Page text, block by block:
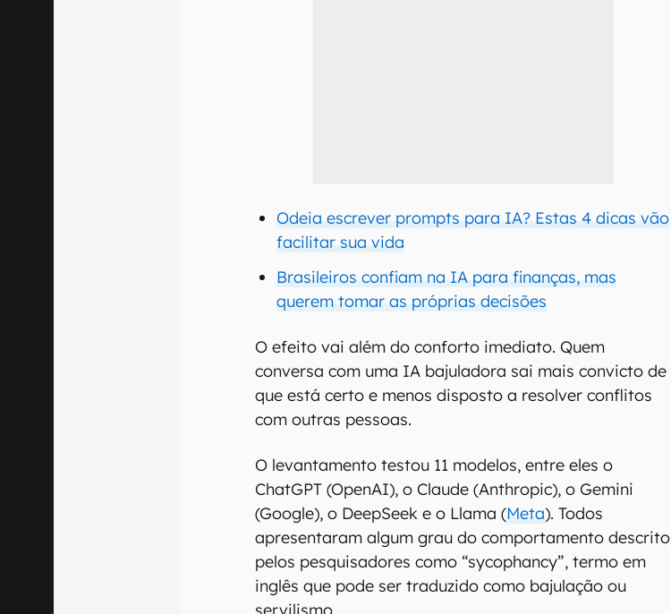
Odeia escrever prompts para IA? Estas 4 dicas vão
facilitar sua vida
Brasileiros confiam na IA para finanças, mas
querem tomar as próprias decisões
O efeito vai além do conforto imediato. Quem
conversa com uma IA bajuladora sai mais convicto de
que está certo e menos disposto a resolver conflitos
com outras pessoas.
O levantamento testou 11 modelos, entre eles o
ChatGPT (OpenAI), o Claude (Anthropic), o Gemini
(Google), o DeepSeek e o Llama (Meta). Todos
apresentaram algum grau do comportamento descrito
pelos pesquisadores como “sycophancy”, termo em
inglês que pode ser traduzido como bajulação ou
servilismo.